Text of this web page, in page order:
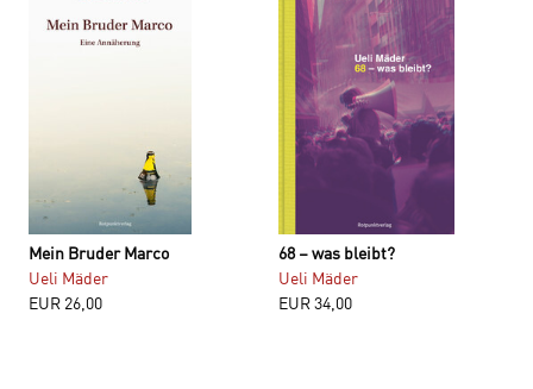
Mein Bruder Marco
Ueli Mäder
EUR 26,00
68 – was bleibt?
Ueli Mäder
EUR34,00